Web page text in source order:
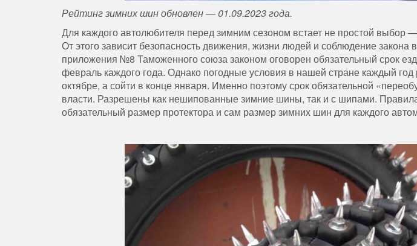
Рейтинг зимних шин обновлен — 01.09.2023 года.
Для каждого автолюбителя перед зимним сезоном встает не простой выбор
От этого зависит безопасность движения, жизни людей и соблюдение закона
приложения №8 Таможенного союза законом оговорен обязательный срок
февраль каждого года. Однако погодные условия в нашей стране каждый
октябре, а сойти в конце января. Именно поэтому срок обязательной
власти. Разрешены как нешипованные зимние шины, так и с шипами.
обязательный размер протектора и сам размер зимних шин для каждого